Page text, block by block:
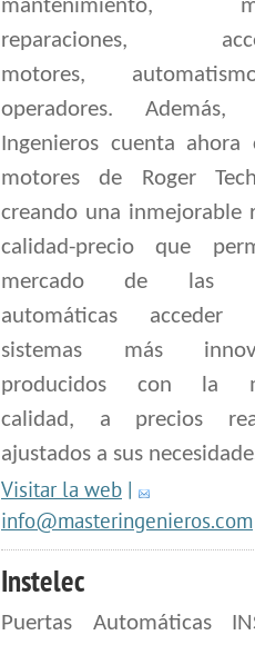
mantenimiento,
reparaciones,
motores,
operadores. Además,
Ingenieros cuenta ahora
motores de Roger
creando una inmejorable
calidad-precio que
mercado de las
automáticas
sistemas más
producidos con la
calidad, a precios
ajustados a sus
Visitar la web |
info@masteringenieros.com
Instelec
Puertas Automáticas